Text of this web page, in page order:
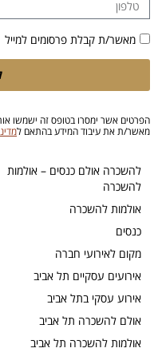
להשכרה אולם כנסים – אולמות
להשכרה
אולמות להשכרה
כנסים
מקום לאירועי חברה
אירועים עסקיים תל אביב
אירוע עסקי בתל אביב
אולם להשכרה תל אביב
אולמות להשכרה תל אביב
מאשר/ת קבלת פרסומים למייל
הפרטים אשר ימסרו בטופס זה ישמשו
מאשר/ת את עיבוד המידע בהתאם ל